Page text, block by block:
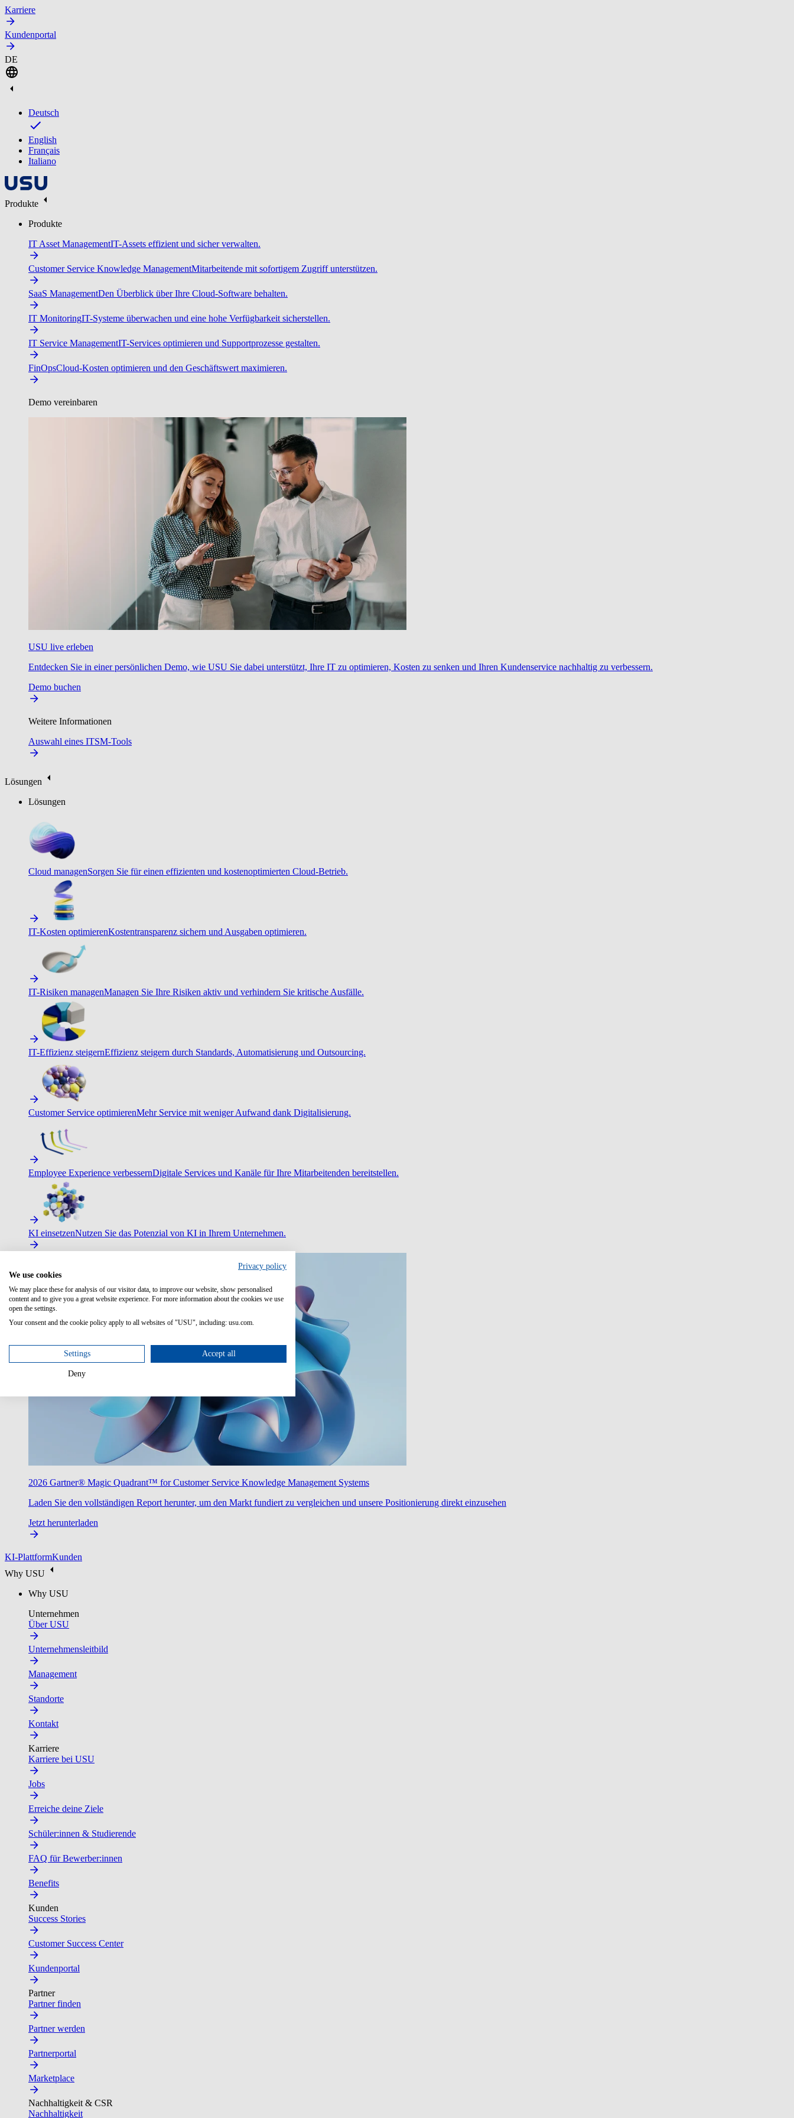
Karriere
Kundenportal
DE
Deutsch
English
Français
Italiano
Produkte
Produkte
IT Asset ManagementIT-Assets effizient und sicher verwalten.
Customer Service Knowledge ManagementMitarbeitende mit sofortigem Zugriff unterstützen.
SaaS ManagementDen Überblick über Ihre Cloud-Software behalten.
IT MonitoringIT-Systeme überwachen und eine hohe Verfügbarkeit sicherstellen.
IT Service ManagementIT-Services optimieren und Supportprozesse gestalten.
FinOpsCloud-Kosten optimieren und den Geschäftswert maximieren.
Demo vereinbaren
USU live erleben
Entdecken Sie in einer persönlichen Demo, wie USU Sie dabei unterstützt, Ihre IT zu optimieren, Kosten zu senken und Ihren Kundenservice nachhaltig zu verbessern.
Demo buchen
Weitere Informationen
Auswahl eines ITSM-Tools
Lösungen
Lösungen
Cloud managenSorgen Sie für einen effizienten und kostenoptimierten Cloud-Betrieb.
IT-Kosten optimierenKostentransparenz sichern und Ausgaben optimieren.
IT-Risiken managenManagen Sie Ihre Risiken aktiv und verhindern Sie kritische Ausfälle.
IT-Effizienz steigernEffizienz steigern durch Standards, Automatisierung und Outsourcing.
Customer Service optimierenMehr Service mit weniger Aufwand dank Digitalisierung.
Employee Experience verbessernDigitale Services und Kanäle für Ihre Mitarbeitenden bereitstellen.
KI einsetzenNutzen Sie das Potenzial von KI in Ihrem Unternehmen.
2026 Gartner® Magic Quadrant™ for Customer Service Knowledge Management Systems
Laden Sie den vollständigen Report herunter, um den Markt fundiert zu vergleichen und unsere Positionierung direkt einzusehen
Jetzt herunterladen
KI-PlattformKunden
Why USU
Why USU
Unternehmen
Über USU
Unternehmensleitbild
Management
Standorte
Kontakt
Karriere
Karriere bei USU
Jobs
Erreiche deine Ziele
Schüler:innen & Studierende
FAQ für Bewerber:innen
Benefits
Kunden
Success Stories
Customer Success Center
Kundenportal
Partner
Partner finden
Partner werden
Partnerportal
Marketplace
Nachhaltigkeit & CSR
Nachhaltigkeit
Privacy policy
We use cookies
We may place these for analysis of our visitor data, to improve our website, show personalised
content and to give you a great website experience. For more information about the cookies we use
open the settings.
Your consent and the cookie policy apply to all websites of "USU", including: usu.com.
Settings Accept all
Deny